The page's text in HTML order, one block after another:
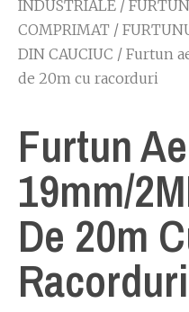
INDUSTRIALE /
COMPRIMAT /
DIN CAUCIUC / Furtun
de 20m cu racorduri
Furtun
19mm/
De 20m
Racorduri